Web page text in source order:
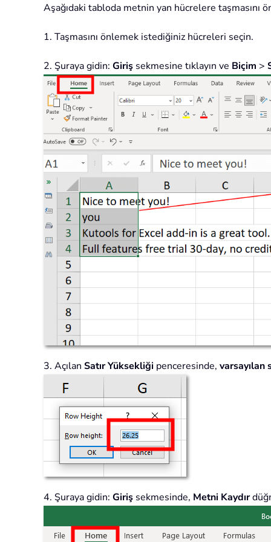
Aşağıdaki tabloda metnin yan hücrelere taşmasını
1. Taşmasını önlemek istediğiniz hücreleri seçin.
2. Şuraya gidin: Giriş sekmesine tıklayın ve Biçim >
3. Açılan Satır Yüksekliği penceresinde, varsayılan
4. Şuraya gidin: Giriş sekmesinde, Metni Kaydır